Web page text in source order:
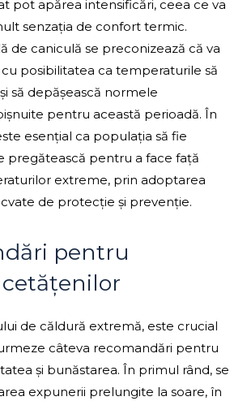
pot apărea intensificări, ceea ce va
senzația de confort termic.
de caniculă se preconizează că va
cu posibilitatea ca temperaturile să
să depășească normele
pentru această perioadă. În
esențial ca populația să fie
pregătească pentru a face față
extreme, prin adoptarea
de protecție și prevenție.
pentru
de căldură extremă, este crucial
câteva recomandări pentru
și bunăstarea. În primul rând, se
expunerii prelungite la soare, în